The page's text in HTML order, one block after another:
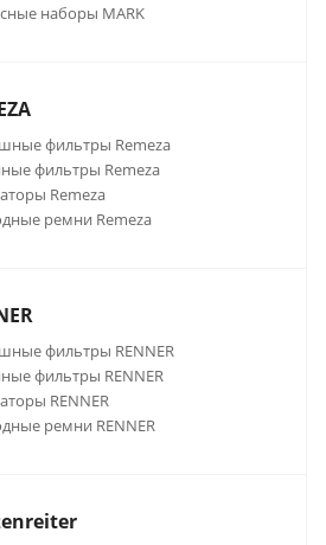
наборы MARK
фильтры Remeza
фильтры Remeza
Remeza
ремни Remeza
фильтры RENNER
фильтры RENNER
RENNER
ремни RENNER